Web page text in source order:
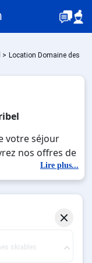
> Location Domaine des
votre séjour
nos offres de
à noel, jour
Profitez
réputée et
en totale
pour 7 jours en
Lire plus...
skiables